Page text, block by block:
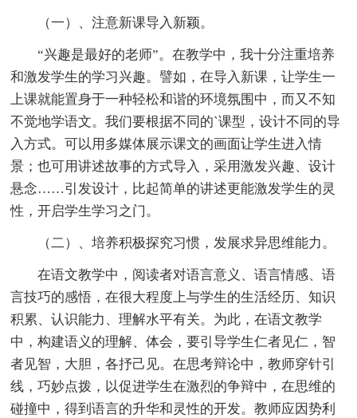
（一）、注意新课导入新颖。
“兴趣是最好的老师”。在教学中，我十分注重培养
和激发学生的学习兴趣。譬如，在导入新课，让学生一
上课就能置身于一种轻松和谐的环境氛围中，而又不知
不觉地学语文。我们要根据不同的`课型，设计不同的导
入方式。可以用多媒体展示课文的画面让学生进入情
景；也可用讲述故事的方式导入，采用激发兴趣、设计
悬念……引发设计，比起简单的讲述更能激发学生的灵
性，开启学生学习之门。
（二）、培养积极探究习惯，发展求异思维能力。
在语文教学中，阅读者对语言意义、语言情感、语
言技巧的感悟，在很大程度上与学生的生活经历、知识
积累、认识能力、理解水平有关。为此，在语文教学
中，构建语义的理解、体会，要引导学生仁者见仁，智
者见智，大胆，各抒己见。在思考辩论中，教师穿针引
线，巧妙点拨，以促进学生在激烈的争辩中，在思维的
碰撞中，得到语言的升华和灵性的开发。教师应因势利